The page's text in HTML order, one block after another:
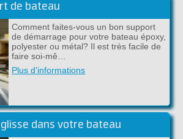
de bateau
Comment faites-vous un bon support
de démarrage pour votre bateau époxy,
polyester ou métal? Il est très facile de
faire soi-mê…
Plus d'informations
dans votre bateau